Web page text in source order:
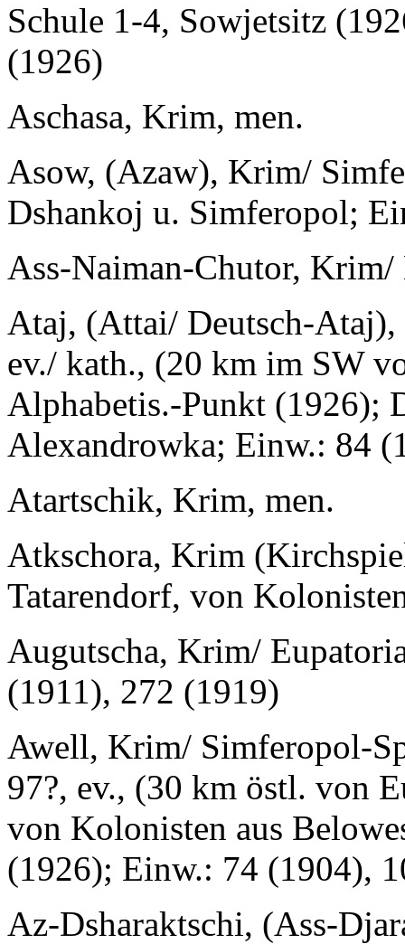
Schule 1-4, Sowjetsitz
(1926)
Aschasa, Krim, men.
Asow, (Azaw), Krim/
Dshankoj u. Simferopol;
Ass-Naiman-Chutor, Krim/
Ataj, (Attai/ Deutsch-
ev./ kath., (20 km im SW
Alphabetis.-Punkt (1926);
Alexandrowka; Einw.: 84
Atartschik, Krim, men.
Atkschora, Krim
Tatarendorf, von
Augutscha, Krim/
(1911), 272 (1919)
Awell, Krim/ Simferopol-
97?, ev., (30 km östl. von
von Kolonisten aus
(1926); Einw.: 74 (1904),
Az-Dsharaktschi, (Ass-